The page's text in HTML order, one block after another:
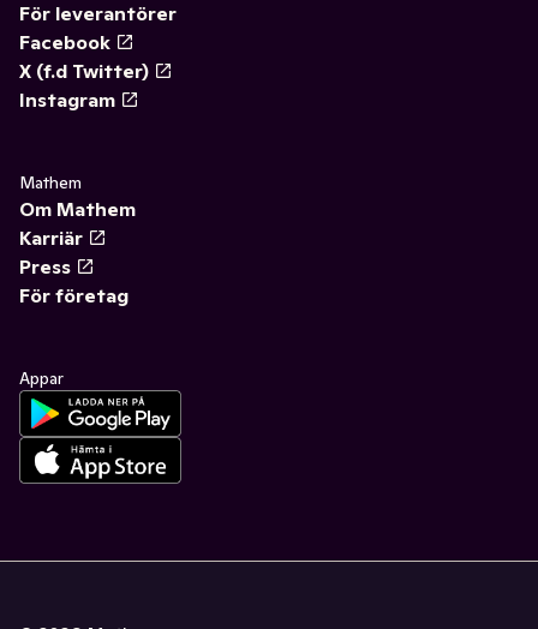
För leverantörer
Facebook
X (f.d Twitter)
Instagram
Mathem
Om Mathem
Karriär
Press
För företag
Appar